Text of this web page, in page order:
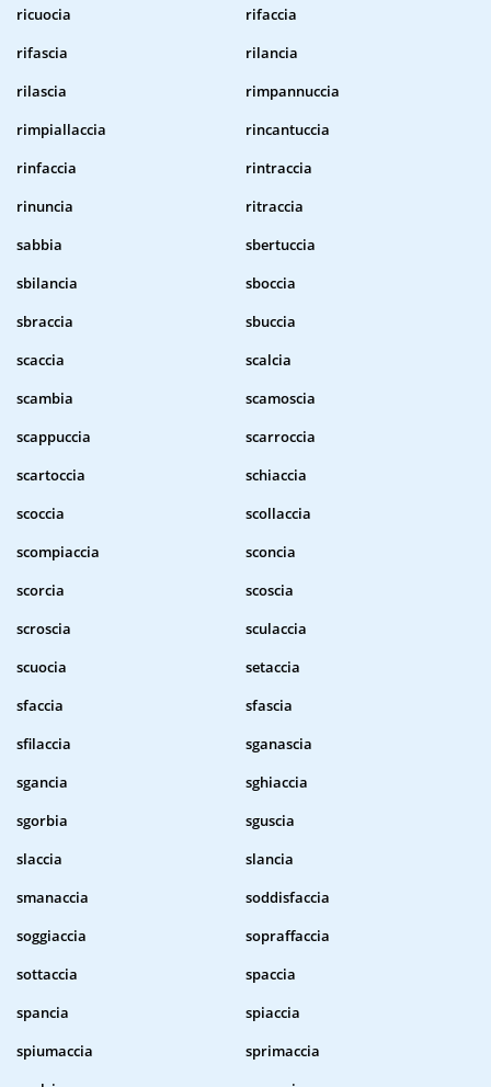
ricuocia
rifaccia
rifascia
rilancia
rilascia
rimpannuccia
rimpiallaccia
rincantuccia
rinfaccia
rintraccia
rinuncia
ritraccia
sabbia
sbertuccia
sbilancia
sboccia
sbraccia
sbuccia
scaccia
scalcia
scambia
scamoscia
scappuccia
scarroccia
scartoccia
schiaccia
scoccia
scollaccia
scompiaccia
sconcia
scorcia
scoscia
scroscia
sculaccia
scuocia
setaccia
sfaccia
sfascia
sfilaccia
sganascia
sgancia
sghiaccia
sgorbia
sguscia
slaccia
slancia
smanaccia
soddisfaccia
soggiaccia
sopraffaccia
sottaccia
spaccia
spancia
spiaccia
spiumaccia
sprimaccia